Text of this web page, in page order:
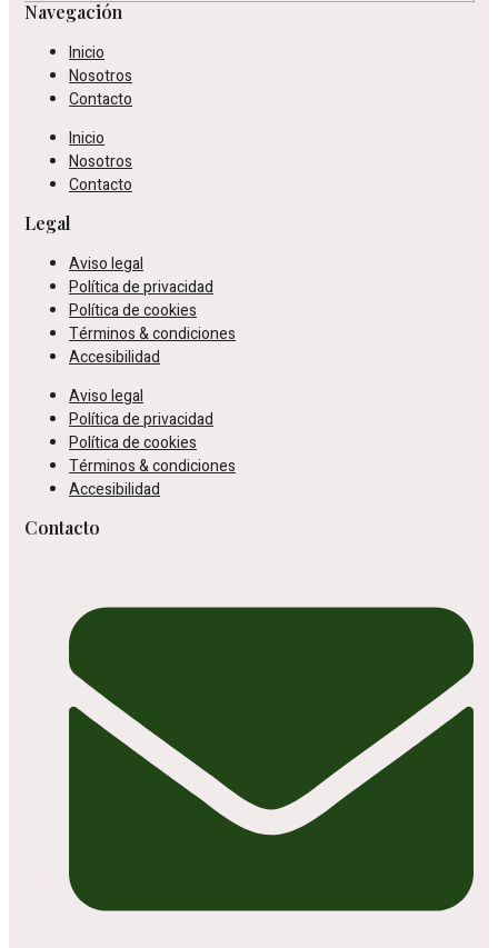
Navegación
Inicio
Nosotros
Contacto
Inicio
Nosotros
Contacto
Legal
Aviso legal
Política de privacidad
Política de cookies
Términos & condiciones
Accesibilidad
Aviso legal
Política de privacidad
Política de cookies
Términos & condiciones
Accesibilidad
Contacto